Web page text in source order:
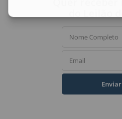
Nome Completo
Email
Enviar